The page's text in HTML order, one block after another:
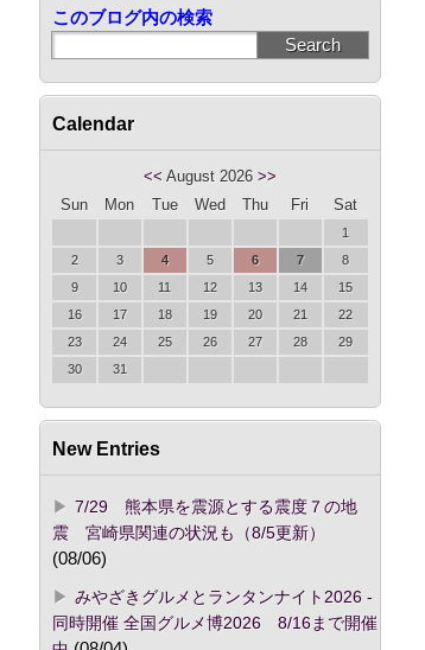
このブログ内の検索
Calendar
<< August 2026 >>
Sun
Mon Tue Wed Thu Fri Sat
1
2
3 4 5 6 7
8
9
10 11 12 13 14
15
16
17 18 19 20 21
22
23
24 25 26 27 28
29
30
31
New Entries
7/29 熊本県を震源とする震度７の地
震 宮崎県関連の状況も（8/5更新）
(08/06)
みやざきグルメとランタンナイト2026 -
同時開催 全国グルメ博2026 8/16まで開催